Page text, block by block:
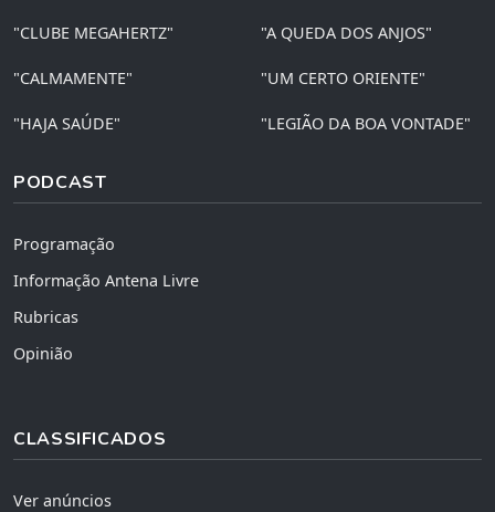
"CLUBE MEGAHERTZ" "A QUEDA DOS ANJOS"
"CALMAMENTE" "UM CERTO ORIENTE"
"HAJA SAÚDE" "LEGIÃO DA BOA VONTADE"
PODCAST
Programação
Informação Antena Livre
Rubricas
Opinião
CLASSIFICADOS
Ver anúncios